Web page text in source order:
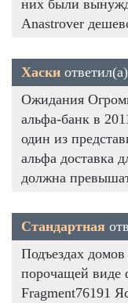
них были
Anastrover
Хаски ответил(а)
Ожидания
альфа-банк в
один из
альфа доставка
должна
Стандартная
Подъездах
порочащей виде
Fragment76191